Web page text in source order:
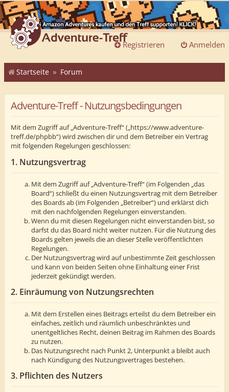
Anmelden
Registrieren
Startseite Forum
Adventure-Treff - Nutzungsbedingungen
Mit dem Zugriff auf „Adventure-Treff“ („https://www.adventure-
treff.de/phpbb“) wird zwischen dir und dem Betreiber ein Vertrag
mit folgenden Regelungen geschlossen:
1. Nutzungsvertrag
Mit dem Zugriff auf „Adventure-Treff“ (im Folgenden „das
Board“) schließt du einen Nutzungsvertrag mit dem Betreiber
des Boards ab (im Folgenden „Betreiber“) und erklärst dich
mit den nachfolgenden Regelungen einverstanden.
Wenn du mit diesen Regelungen nicht einverstanden bist, so
darfst du das Board nicht weiter nutzen. Für die Nutzung des
Boards gelten jeweils die an dieser Stelle veröffentlichten
Regelungen.
Der Nutzungsvertrag wird auf unbestimmte Zeit geschlossen
und kann von beiden Seiten ohne Einhaltung einer Frist
jederzeit gekündigt werden.
2. Einräumung von Nutzungsrechten
Mit dem Erstellen eines Beitrags erteilst du dem Betreiber ein
einfaches, zeitlich und räumlich unbeschränktes und
unentgeltliches Recht, deinen Beitrag im Rahmen des Boards
zu nutzen.
Das Nutzungsrecht nach Punkt 2, Unterpunkt a bleibt auch
nach Kündigung des Nutzungsvertrages bestehen.
3. Pflichten des Nutzers